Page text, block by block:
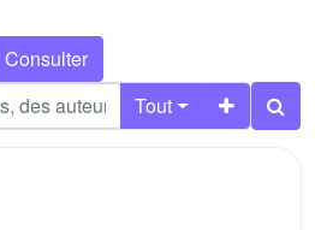
Consulter
Tout